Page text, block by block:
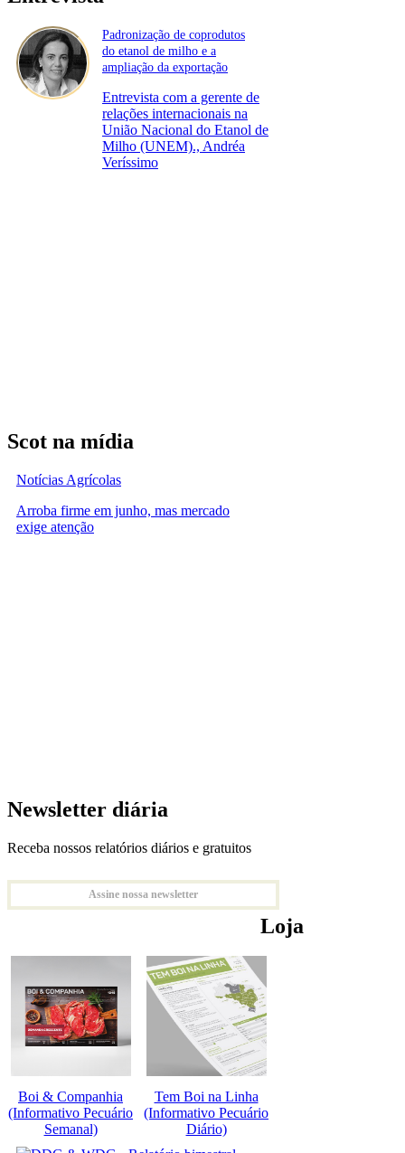
Padronização de coprodutos
do etanol de milho e a
ampliação da exportação
Entrevista com a gerente de
relações internacionais na
União Nacional do Etanol de
Milho (UNEM)., Andréa
Veríssimo
Scot na mídia
Notícias Agrícolas
Arroba firme em junho, mas mercado
exige atenção
Newsletter diária
Receba nossos relatórios diários e gratuitos
Assine nossa newsletter
Loja
Boi & Companhia
(Informativo Pecuário
Semanal)
Tem Boi na Linha
(Informativo Pecuário
Diário)